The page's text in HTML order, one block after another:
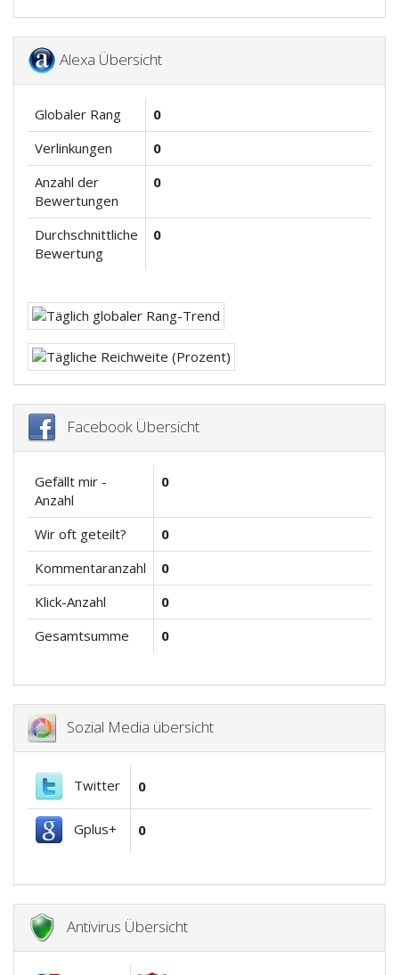
Alexa Übersicht
Globaler Rang
0
Verlinkungen
0
Anzahl der
Bewertungen
0
Durchschnittliche
Bewertung
0
Facebook Übersicht
Gefällt mir -
Anzahl
0
Wir oft geteilt?
0
Kommentaranzahl
0
Klick-Anzahl
0
Gesamtsumme
0
Sozial Media übersicht
Twitter 0
Gplus+ 0
Antivirus Übersicht